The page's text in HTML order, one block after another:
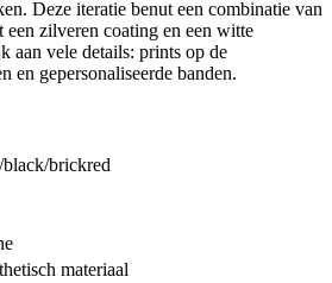
Deze iteratie benut een combinatie van
een zilveren coating en een witte
aan vele details: prints op de
en gepersonaliseerde banden.
black/brickred
materiaal